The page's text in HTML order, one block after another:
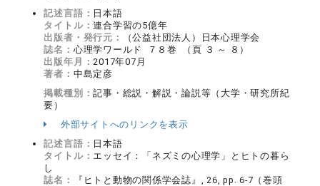
記述言語： 日本語
タイトル：連合学習の5億年
出版者・発行元：
（公益社団法人）日本心理学会
誌名： 心理学ワールド ７８巻 （頁 ３ ～ ８）
出版年月：2017年07月
著者： 中島定彦
掲載種別：記事・総説・解説・論説等（大学・研究所紀
要）
外部サイトへのリンクを表示
記述言語： 日本語
タイトル： エッセイ：「ネズミの心理学」とヒトの暮ら
し
誌名：
『ヒトと動物の関係学会誌』, 26, pp. 6-7（巻頭